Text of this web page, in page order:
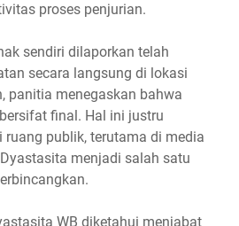
proses penjurian.
sendiri dilaporkan telah
secara langsung di lokasi
panitia menegaskan bahwa
final. Hal ini justru
ruang publik, terutama di media
menjadi salah satu
WB diketahui menjabat